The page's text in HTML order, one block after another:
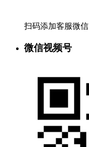
扫码添加客服微信
微信视频号